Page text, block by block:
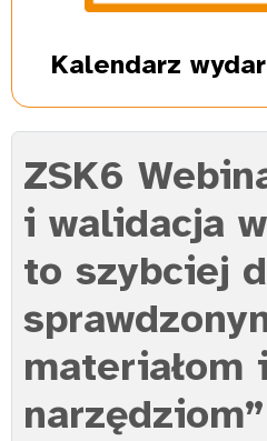
Kalendarz
ZSK6
i walidacja
to szybciej
materiałom i
narzędziom”